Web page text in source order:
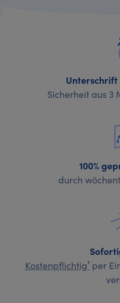
Unterschrift
Sicherheit aus 3
100%
durch
Kostenpflichtig¹ per